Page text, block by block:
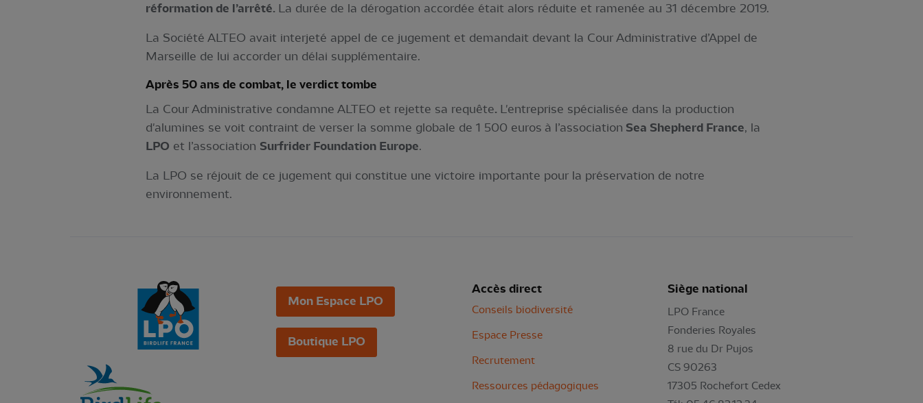
réformation de l’arrêté. La durée de la dérogation accordée était alors réduite et ramenée au 31 décembre 2019.
La Société ALTEO avait interjeté appel de ce jugement et demandait devant la Cour Administrative d’Appel de
Marseille de lui accorder un délai supplémentaire.
Après 50 ans de combat, le verdict tombe
La Cour Administrative condamne ALTEO et rejette sa requête. L'entreprise spécialisée dans la production
d'alumines se voit contraint de verser la somme globale de 1 500 euros à l’association Sea Shepherd France, la
LPO et l’association Surfrider Foundation Europe.
La LPO se réjouit de ce jugement qui constitue une victoire importante pour la préservation de notre
environnement.
Mon Espace LPO
Boutique LPO
Accès direct
Conseils biodiversité
Espace Presse
Recrutement
Ressources pédagogiques
Siège national
LPO France
Fonderies Royales
8 rue du Dr Pujos
CS 90263
17305 Rochefort Cedex